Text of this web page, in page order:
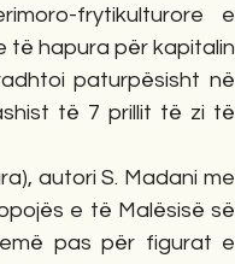
frytikulturore e
të hapura për kapitalin
paturpësisht në
të 7 prillit të zi të
e të Malësisë së
pas për figurat e